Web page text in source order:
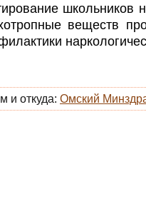
школьников
веществ
и откуда: Омский